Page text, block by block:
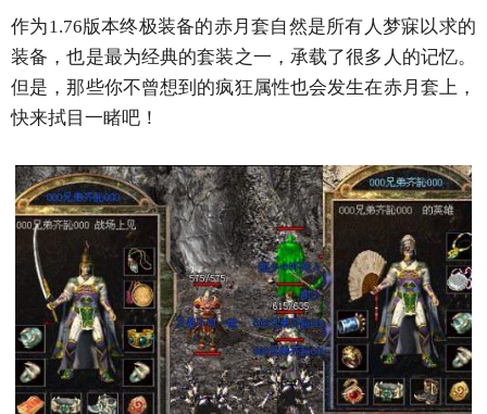
作为1.76版本终极装备的赤月套自然是所有人梦寐以求的
装备，也是最为经典的套装之一，承载了很多人的记忆。
但是，那些你不曾想到的疯狂属性也会发生在赤月套上，
快来拭目一睹吧！